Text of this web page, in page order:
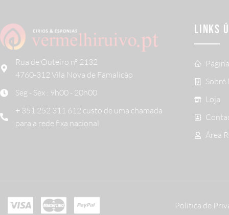
Rua de Outeiro nº 2132
4760-312 Vila Nova de Famalicão
Seg - Sex : 9h00 - 20h00
+ 351 252 311 612 custo de uma chamada
para a rede fixa nacional
LINKS
Sobré
Loja
Área
Política de